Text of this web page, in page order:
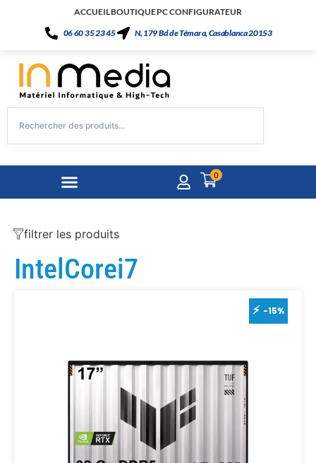
ACCUEILBOUTIQUEPC CONFIGURATEUR
06 60 35 23 45
N, 179 Bd de Témara, Casablanca 20153
0
filtrer les produits
IntelCorei7
-15%